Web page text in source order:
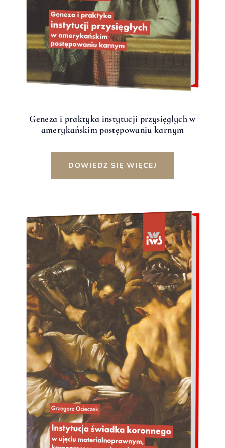
Geneza i praktyka instytucji przysięgłych w
amerykańskim postępowaniu karnym
DOWIEDZ SIĘ WIĘCEJ